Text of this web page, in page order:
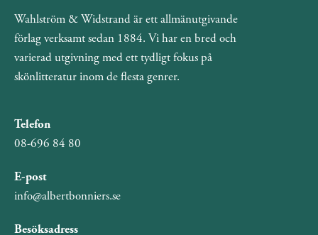
Wahlström & Widstrand är ett allmänutgivande
förlag verksamt sedan 1884. Vi har en bred och
varierad utgivning med ett tydligt fokus på
skönlitteratur inom de flesta genrer.
Telefon
08-696 84 80
E-post
info@albertbonniers.se
Besöksadress